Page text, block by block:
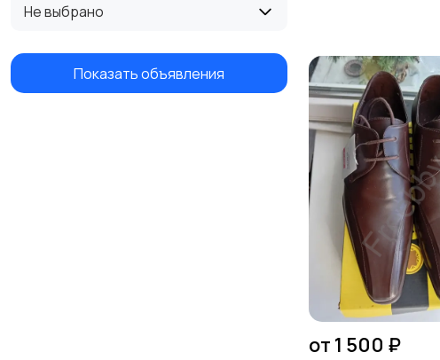
Не выбрано
Показать объявления
от 1 500 ₽